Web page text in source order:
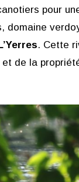
pour
domaine
. Cette
de la